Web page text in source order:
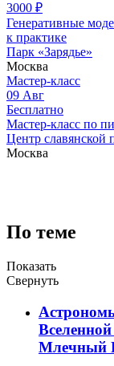
3000 ₽
Генеративные
к практике
Парк «Зарядье»
Москва
Мастер-класс
09 Авг
Бесплатно
Мастер-класс по
Центр славянской
Москва
По теме
Показать
Свернуть
Млечный